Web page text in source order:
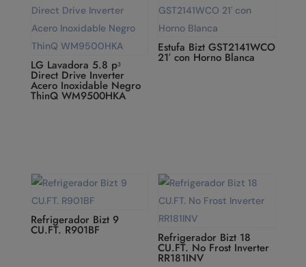
LG Lavadora 5.8 pᶟ
Direct Drive Inverter
Acero Inoxidable Negro
ThinQ WM9500HKA
Estufa Bizt GST2141WCO
21′ con Horno Blanca
Refrigerador Bizt 9
CU.FT. R901BF Refrigerador Bizt 18
CU.FT. No Frost Inverter
RR181INV